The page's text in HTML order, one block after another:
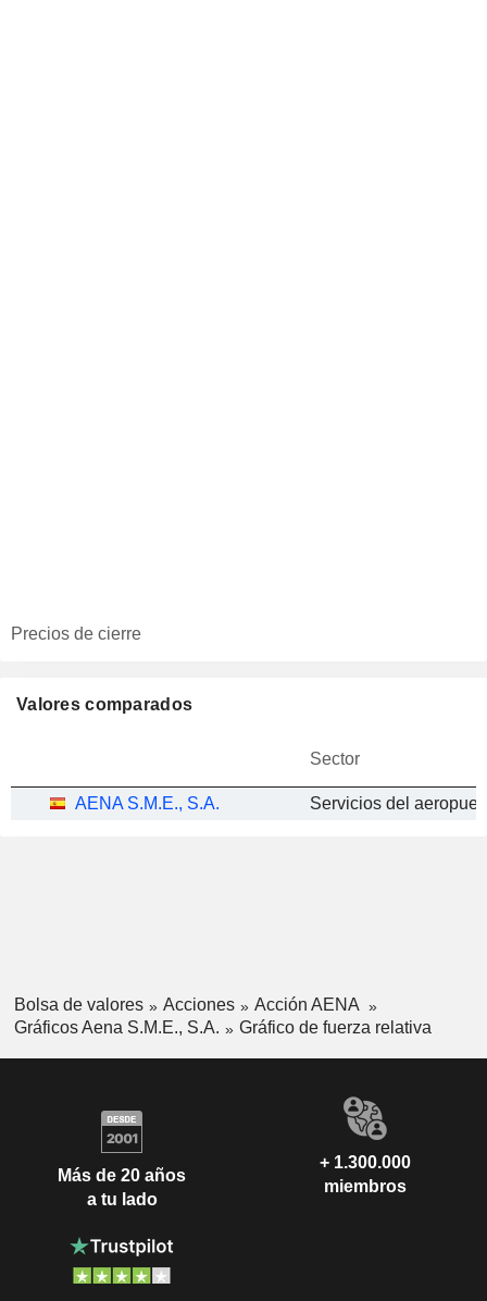
Precios de cierre
Valores comparados
Sector
AENA S.M.E., S.A. Servicios del
Bolsa de valores Acciones
Acción AENA
Gráficos Aena S.M.E., S.A.
Gráfico de fuerza relativa
Más de 20 años
a tu lado
+ 1.300.000
miembros